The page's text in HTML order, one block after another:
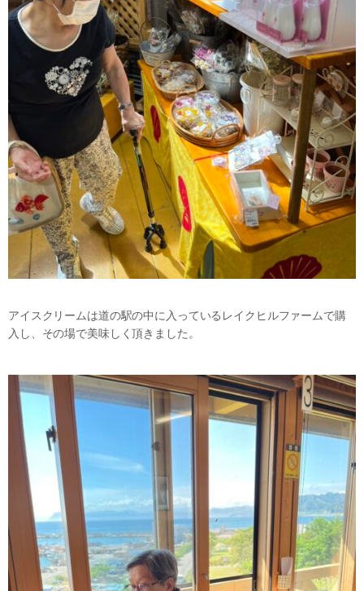
アイスクリームは道の駅の中に入っているレイクヒルファームで購
入し、その場で美味しく頂きました。